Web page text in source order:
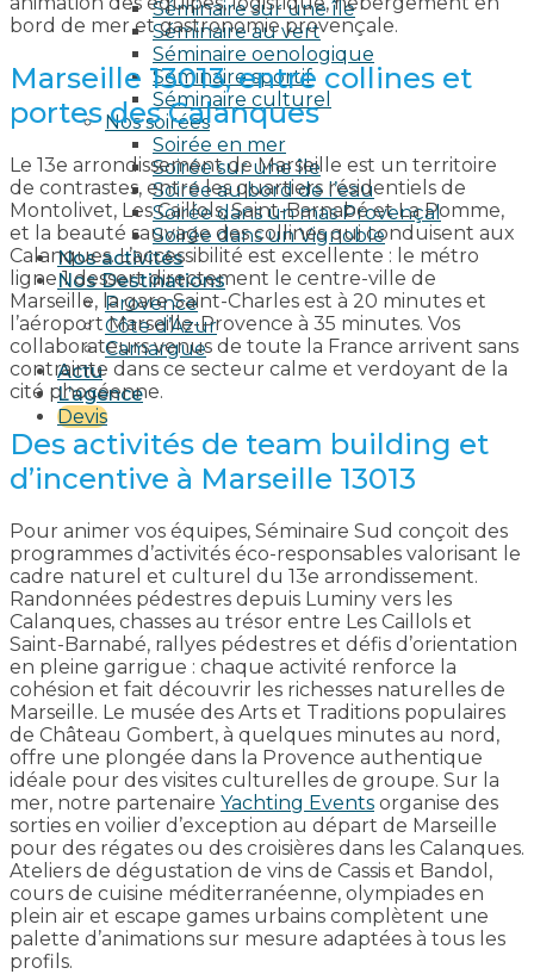
Séminaire sur une île
Séminaire au vert
Séminaire oenologique
Séminaire sportif
Séminaire culturel
Nos soirées
Soirée en mer
Soirée sur une île
Soirée au bord de l’eau
Soirée dans un mas Provençal
Soirée dans un Vignoble
Nos activités
Nos Destinations
Provence
Côte d’Azur
Camargue
Actu
L’agence
Devis
bord de mer et gastronomie provençale.
Marseille 13013, entre collines et
portes des Calanques
Le 13e arrondissement de Marseille est un territoire
de contrastes, entre les quartiers résidentiels de
Montolivet, Les Caillols, Saint-Barnabé et La Pomme,
et la beauté sauvage des collines qui conduisent aux
Calanques. L’accessibilité est excellente : le métro
ligne 1 dessert directement le centre-ville de
Marseille, la gare Saint-Charles est à 20 minutes et
l’aéroport Marseille-Provence à 35 minutes. Vos
collaborateurs venus de toute la France arrivent sans
contrainte dans ce secteur calme et verdoyant de la
cité phocéenne.
Des activités de team building et
d’incentive à Marseille 13013
Pour animer vos équipes, Séminaire Sud conçoit des
programmes d’activités éco-responsables valorisant le
cadre naturel et culturel du 13e arrondissement.
Randonnées pédestres depuis Luminy vers les
Calanques, chasses au trésor entre Les Caillols et
Saint-Barnabé, rallyes pédestres et défis d’orientation
en pleine garrigue : chaque activité renforce la
cohésion et fait découvrir les richesses naturelles de
Marseille. Le musée des Arts et Traditions populaires
de Château Gombert, à quelques minutes au nord,
offre une plongée dans la Provence authentique
idéale pour des visites culturelles de groupe. Sur la
mer, notre partenaire Yachting Events organise des
sorties en voilier d’exception au départ de Marseille
pour des régates ou des croisières dans les Calanques.
Ateliers de dégustation de vins de Cassis et Bandol,
cours de cuisine méditerranéenne, olympiades en
plein air et escape games urbains complètent une
palette d’animations sur mesure adaptées à tous les
profils.